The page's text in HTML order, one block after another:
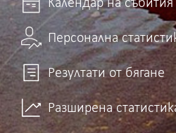
Календар на събития
Персонална
Резултати от бягане
Разширена